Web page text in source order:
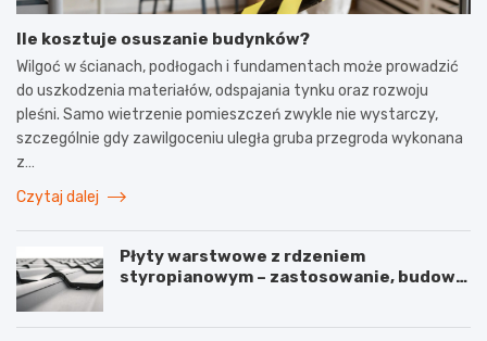
Ile kosztuje osuszanie budynków?
Wilgoć w ścianach, podłogach i fundamentach może prowadzić
do uszkodzenia materiałów, odspajania tynku oraz rozwoju
pleśni. Samo wietrzenie pomieszczeń zwykle nie wystarczy,
szczególnie gdy zawilgoceniu uległa gruba przegroda wykonana
z…
Czytaj dalej
Płyty warstwowe z rdzeniem
styropianowym – zastosowanie, budowa